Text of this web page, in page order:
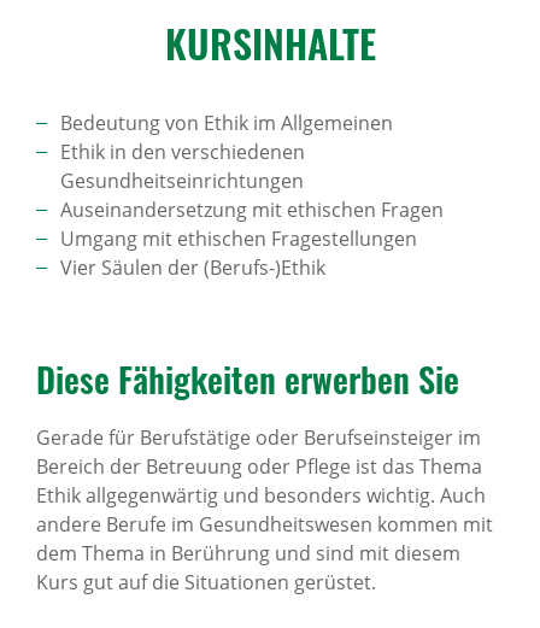
KURS­IN­HALTE
Bedeutung von Ethik im Allgemeinen
Ethik in den verschiedenen
Gesundheitseinrichtungen
Auseinandersetzung mit ethischen Fragen
Umgang mit ethischen Fragestellungen
Vier Säulen der (Berufs-)Ethik
Diese Fähig­keiten erwerben Sie
Gerade für Berufstätige oder Berufseinsteiger im
Bereich der Betreuung oder Pflege ist das Thema
Ethik allgegenwärtig und besonders wichtig. Auch
andere Berufe im Gesundheitswesen kommen mit
dem Thema in Berührung und sind mit diesem
Kurs gut auf die Situationen gerüstet.